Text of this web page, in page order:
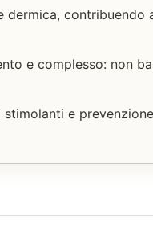
dermica,
e complesso: non
e